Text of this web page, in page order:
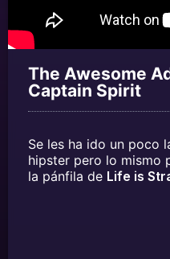
The Awesome
Captain Spirit
Se les ha ido un poco
hipster pero lo mismo
la pánfila de Life is